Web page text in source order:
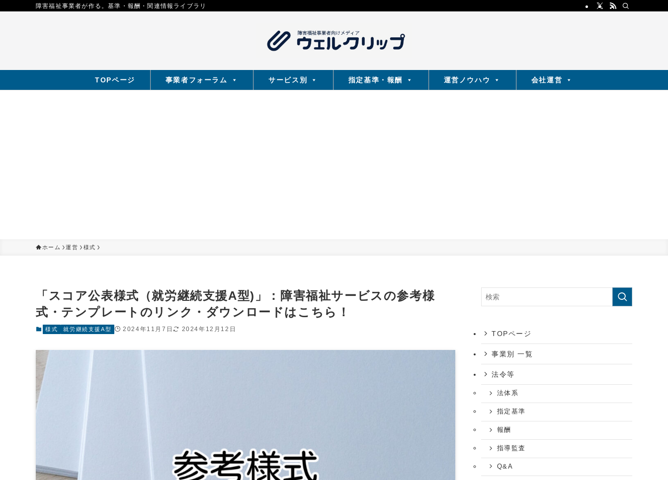
障害福祉事業者が作る。基準・報酬・関連情報ライブラリ
TOPページ 事業者フォーラム サービス別 指定基準・報酬 運営ノウハウ 会社運営
ホーム 運営 様式
「スコア公表様式（就労継続支援A型)」：障害福祉サービスの参考様
式・テンプレートのリンク・ダウンロードはこちら！
様式 就労継続支援A型 2024年11月7日 2024年12月12日
TOPページ
事業別 一覧
法令等
法体系
指定基準
報酬
指導監査
Q&A